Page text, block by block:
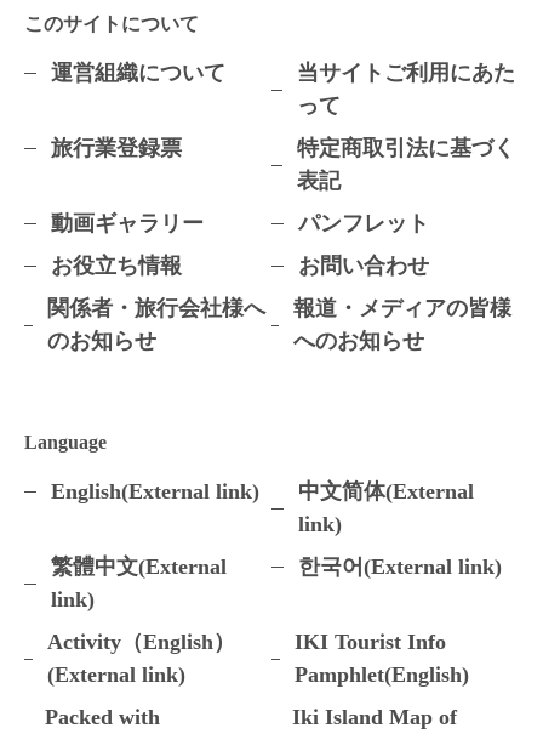
このサイトについて
運営組織について
当サイトご利用にあた
って
旅行業登録票
特定商取引法に基づく
表記
動画ギャラリー
パンフレット
お役立ち情報
お問い合わせ
関係者・旅行会社様へ
のお知らせ
報道・メディアの皆様
へのお知らせ
Language
English(External link)
中文简体(External
link)
繁體中文(External
link)
한국어(External link)
Activity（English）
(External link)
IKI Tourist Info
Pamphlet(English)
Packed with
Iki Island Map of